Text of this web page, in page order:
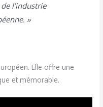
l’industrie
»
Elle offre une
et mémorable.